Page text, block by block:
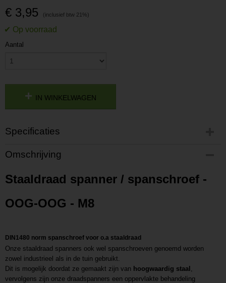
€ 3,95
Aantal
IN WINKELWAGEN
Specificaties
Productcode
P201810021554
L201810021554
Omschrijving
Staaldraad spanner / spanschroef -
OOG-OOG - M8
DIN1480 norm spanschroef voor o.a staaldraad
Onze staaldraad spanners ook wel spanschroeven genoemd worden
zowel industrieel als in de tuin gebruikt.
Dit is mogelijk doordat ze gemaakt zijn van hoogwaardig staal ,
vervolgens zijn onze draadspanners een oppervlakte behandeling